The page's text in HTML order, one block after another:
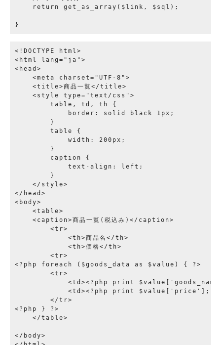
    return get_as_array($link, $sql);
<!DOCTYPE html>
<html lang="ja">
<head>
    <meta charset="UTF-8">
    <title>商品一覧</title>
    <style type="text/css">
        table, td, th {
            border: solid black 1px;
        }
        table {
            width: 200px;
        }
        caption {
            text-align: left;
        }
    </style>
</head>
<body>
    <table>
    <caption>商品一覧(税込み)</caption>
        <tr>
            <th>商品名</th>
            <th>価格</th>
        <tr>
<?php foreach ($goods_data as $value) { ?>
        <tr>
<td><?php print
<td><?php print $value['price'];
        </tr>
<?php } ?>
    </table>
</body>